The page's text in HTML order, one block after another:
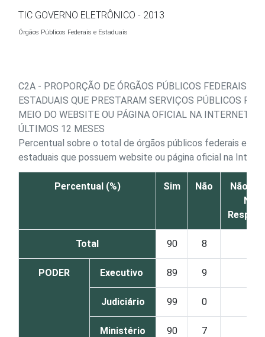
TIC GOVERNO ELETRÔNICO - 2013
Órgãos Públicos Federais e Estaduais
C2A - PROPORÇÃO DE ÓRGÃOS PÚBLICOS FEDERAIS E
ESTADUAIS QUE PRESTARAM SERVIÇOS PÚBLICOS POR
MEIO DO WEBSITE OU PÁGINA OFICIAL NA INTERNET
ÚLTIMOS 12 MESES
Percentual sobre o total de órgãos públicos federais e
estaduais que possuem website ou página oficial na
Percentual (%) Sim Não
Não
Não
Total 90 8
PODER Executivo 89 9
Judiciário 99 0
Ministério
90 7